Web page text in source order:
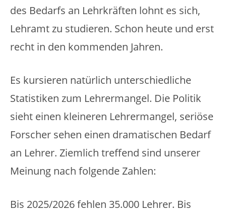
des Bedarfs an Lehrkräften lohnt es sich,
Lehramt zu studieren. Schon heute und erst
recht in den kommenden Jahren.
Es kursieren natürlich unterschiedliche
Statistiken zum Lehrermangel. Die Politik
sieht einen kleineren Lehrermangel, seriöse
Forscher sehen einen dramatischen Bedarf
an Lehrer. Ziemlich treffend sind unserer
Meinung nach folgende Zahlen:
Bis 2025/2026 fehlen 35.000 Lehrer. Bis